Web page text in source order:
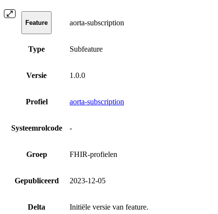
Feature aorta-subscription
Type Subfeature
Versie 1.0.0
Profiel aorta-subscription
Systeemrolcode -
Groep FHIR-profielen
Gepubliceerd 2023-12-05
Delta Initiële versie van feature.